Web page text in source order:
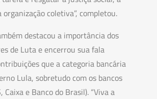
coletiva”, completou.
destacou a importância dos
de Luta e encerrou sua fala
que a categoria bancária
Lula, sobretudo com os bancos
Caixa e Banco do Brasil). “Viva a